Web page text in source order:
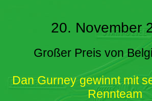
20. November
Großer Preis von
Dan Gurney gewinnt mit
Rennteam